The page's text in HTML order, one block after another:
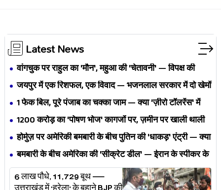
Latest News
वांगचुक पर राहुल का 'मौन', महुआ की 'चेतावनी' — विपक्ष की
एकता BJP का नैरेटिव बदलने से पहले बिखर रही है?
जयपुर में एक रिशफल, एक विवाद — भजनलाल सरकार में दो खेमों
की जंग अब छुपेगी कैसे?
1 फेक बिल, पूरे पंजाब का चक्का जाम — क्या 'ज़ीरो टॉलरेंस' में
अपनी ही यूनियनों से घिर गए भगवंत मान?
₹1200 करोड़ का 'पोषण भोज' कागजों पर, ज़मीन पर खाली थाली
— MP के बच्चों का निवाला कौन निगल रहा है?
होर्मुज़ पर अमेरिकी बमबारी के बीच पुतिन की 'धाकड़' एंट्री — क्या
ट्रंप-ईरान की जंग अब महायुद्ध बनेगी?
बमबारी के बीच अमेरिका की 'सीक्रेट डील' — ईरान के स्पीकर के
खुलासे ने असली खेल बेनक़ाब किया?
6 लाख पौधे, 11,729 बूथ —